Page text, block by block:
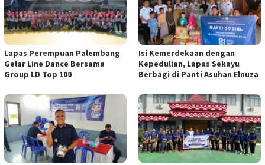
Lapas Perempuan Palembang
Gelar Line Dance Bersama
Group LD Top 100
Isi Kemerdekaan dengan
Kepedulian, Lapas Sekayu
Berbagi di Panti Asuhan Elnuza